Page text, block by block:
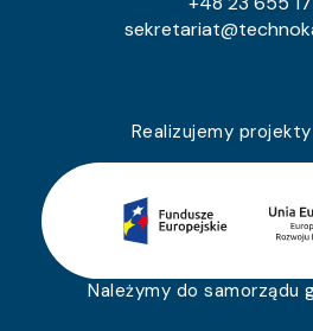
Realizujemy
Należymy do samorządu